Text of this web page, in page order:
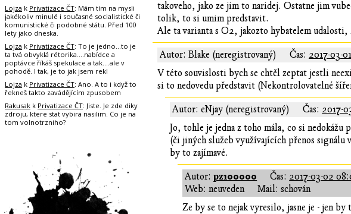
takoveho, jako ze jim to naridej. Ostatne jim
tolik, to si umim predstavit.
Ale ta varianta s O2, jakozto hybatelem udalosti,
Autor: Blake (neregistrovaný) Čas: 2017-03-
V této souvislosti bych se chtěl zeptat jestli
si to nedovedu představit (Nekontrolovatelné
Autor: eNjay (neregistrovaný) Čas: 2017-
Jo, tohle je jedna z toho mála, co si
(či jiných služeb využívajících přenos signálu
by to zajímavé.
Autor:pz100000 Čas: 2017-03-02
Web: neuveden
Mail: schován
Ze by se to nejak vyresilo, jasne je - jen
Lojza k Privatizace ČT: Mám tím na mysli
jakékoliv minulé i současné socialistické či
komunistické či podobné státu. Před 100
lety jako dneska.
Lojza k Privatizace ČT: To je jedno...to je
ta tvá obvyklá rétorika....nabídce a
poptávce říkáš spekulace a tak....ale v
pohodě. I tak, je to jak jsem rekl
Lojza k Privatizace ČT: Ano. A to i když to
řekneš takto zavádějícím zpusobem
Rakusak k Privatizace ČT: Jiste. Je zde diky
zdroju, ktere stat vybira nasilim. Co je na
tom volnotrzniho?